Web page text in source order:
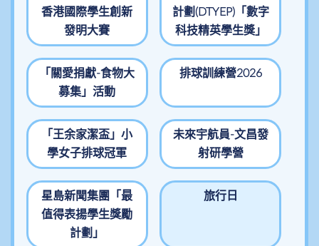
香港國際學生創新
發明大賽
計劃(DTYEP)「數字
科技精英學生獎」
「關愛捐獻-食物大
募集」活動
排球訓練營2026
「王余家潔盃」小
學女子排球冠軍
未來宇航員-文昌發
射研學營
星島新聞集團「最
值得表揚學生獎勵
計劃」
旅行日